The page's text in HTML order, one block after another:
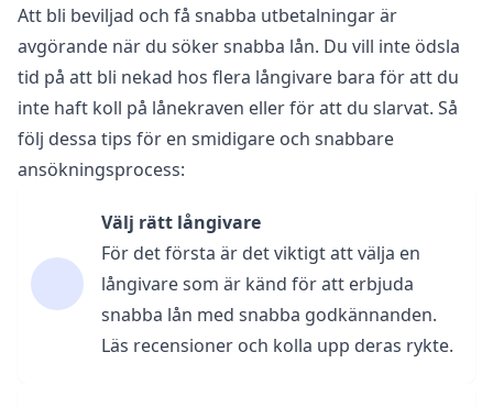
Att bli beviljad och få snabba utbetalningar är
avgörande när du söker snabba lån. Du vill inte ödsla
tid på att bli nekad hos flera långivare bara för att du
inte haft koll på lånekraven eller för att du slarvat. Så
följ dessa tips för en smidigare och snabbare
ansökningsprocess:
Välj rätt långivare
För det första är det viktigt att välja en
långivare som är känd för att erbjuda
snabba lån med snabba godkännanden.
Läs recensioner och kolla upp deras rykte.